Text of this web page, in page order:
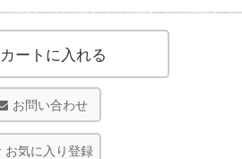
カートに入れる
お問い合わせ
お気に入り登録